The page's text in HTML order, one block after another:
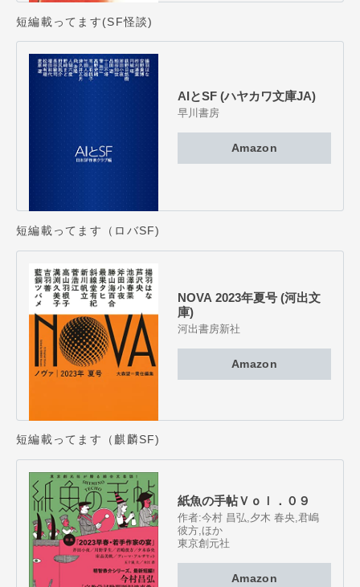
短編載ってます(SF怪談)
AIとSF (ハヤカワ文庫JA)
早川書房
Amazon
短編載ってます（ロバSF)
NOVA 2023年夏号 (河出文
庫)
河出書房新社
Amazon
短編載ってます（麒麟SF)
紙魚の手帖Ｖｏｌ．０９
作者:今村 昌弘,夕木 春央,君嶋
彼方,ほか
東京創元社
Amazon